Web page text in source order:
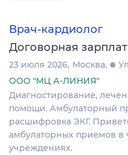
Врач-кардиолог
Договорная
23 июля 2026 Москва
ООО "МЦ А-ЛИНИЯ"
Диагностирование,
помощи. Амбулаторный
расшифровка ЭКГ.
амбулаторных приемов в
учреждениях.